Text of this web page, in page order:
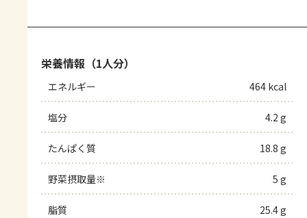
栄養情報（1人分）
エネルギー 464 kcal
塩分 4.2 g
たんぱく質 18.8 g
野菜摂取量※ 5 g
脂質 25.4 g